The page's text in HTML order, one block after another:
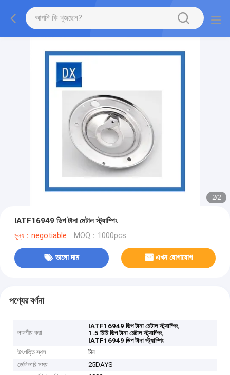
2/2
IATF16949 ডিপ টানা মেটাল স্ট্যাম্পিং
মূল্য：negotiable MOQ：1000pcs
ভালো দাম এখন যোগাযোগ
পণ্যের বর্ণনা
লক্ষণীয় করা
IATF16949 ডিপ টানা মেটাল স্ট্যাম্পিং,
1.5 মিমি ডিপ টানা মেটাল স্ট্যাম্পিং,
IATF16949 ডিপ টানা স্ট্যাম্পিং
উৎপত্তি স্থল
চীন
ডেলিভারি সময়
25DAYS